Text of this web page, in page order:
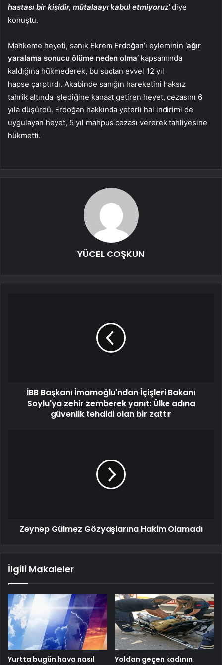
hastası bir kişidir, mütalaayı kabul etmiyoruz’diye
konuştu.
Mahkeme heyeti, sanık Ekrem Erdoğan’ı eyleminin ‘ağır
yaralama sonucu ölüme neden olma’ kapsamında
kaldığına hükmederek, bu suçtan evvel 12 yıl
hapse çarptırdı. Akabinde sanığın hareketini haksız
tahrik altında işlediğine kanaat getiren heyet, cezasını 6
yıla düşürdü. Erdoğan hakkında yeterli hal indirimi de
uygulayan heyet, 5 yıl mahpus cezası vererek tahliyesine
hükmetti.
YÜCEL COŞKUN
İBB Başkanı İmamoğlu'ndan İçişleri Bakanı
Soylu'ya zehir zemberek yanıt: Ülke adına
güvenlik tehdidi olan bir zattır
Zeynep Gülmez Gözyaşlarına Hakim Olamadı
İlgili Makaleler
Yurtta bugün hava nasıl
Yoldan geçen kadının